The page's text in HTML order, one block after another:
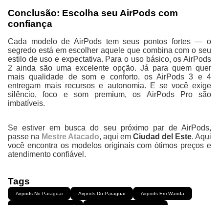
Conclusão: Escolha seu AirPods com
confiança
Cada modelo de AirPods tem seus pontos fortes — o
segredo está em escolher aquele que combina com o seu
estilo de uso e expectativa. Para o uso básico, os AirPods
2 ainda são uma excelente opção. Já para quem quer
mais qualidade de som e conforto, os AirPods 3 e 4
entregam mais recursos e autonomia. E se você exige
silêncio, foco e som premium, os AirPods Pro são
imbatíveis.
Se estiver em busca do seu próximo par de AirPods,
passe na Mestre Atacado, aqui em Ciudad del Este. Aqui
você encontra os modelos originais com ótimos preços e
atendimento confiável.
Tags
Airpods No Paraguai Airpods Do Paraguai Airpods Em Wanda